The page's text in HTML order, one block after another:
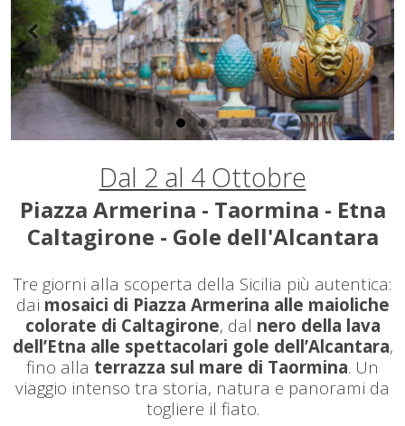
Dal 2 al 4 Ottobre
Piazza Armerina - Taormina - Etna
Caltagirone - Gole dell'Alcantara
Tre giorni alla scoperta della Sicilia più autentica:
dai mosaici di Piazza Armerina alle maioliche
colorate di Caltagirone, dal nero della lava
dell’Etna alle spettacolari gole dell’Alcantara,
fino alla terrazza sul mare di Taormina. Un
viaggio intenso tra storia, natura e panorami da
togliere il fiato.